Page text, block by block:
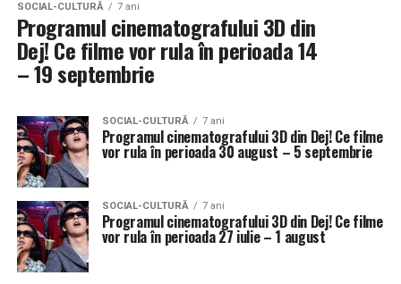
SOCIAL-CULTURĂ 7 ani
Programul cinematografului 3D din
Dej! Ce filme vor rula în perioada 14
– 19 septembrie
SOCIAL-CULTURĂ 7 ani
Programul cinematografului 3D din Dej! Ce filme
vor rula în perioada 30 august – 5 septembrie
SOCIAL-CULTURĂ 7 ani
Programul cinematografului 3D din Dej! Ce filme
vor rula în perioada 27 iulie – 1 august